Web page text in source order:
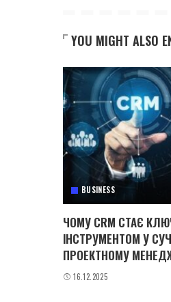
YOU MIGHT ALSO
BUSINESS
ЧОМУ CRM СТАЄ
ІНСТРУМЕНТОМ У
ПРОЕКТНОМУ
16.12.2025